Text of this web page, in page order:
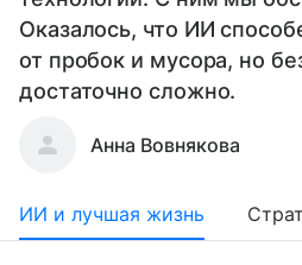
Оказалось, что ИИ
от пробок и мусора, но
достаточно сложно.
Анна Вовнякова
ИИ и лучшая жизнь